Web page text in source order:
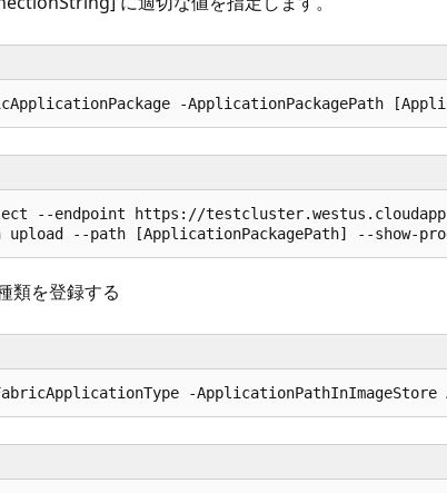
--endpoint https://
類を登録する